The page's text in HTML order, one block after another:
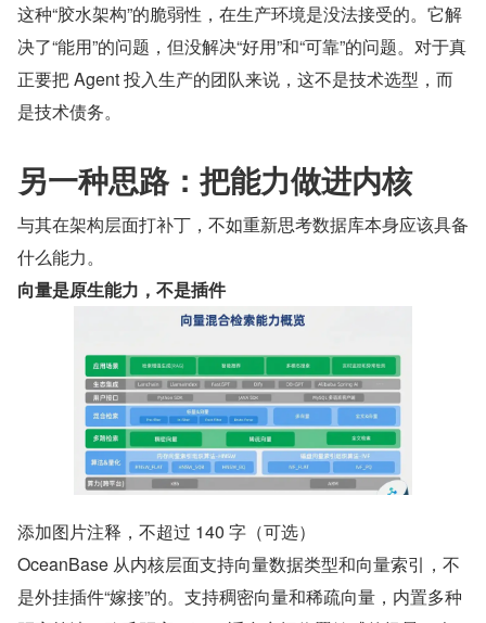
这种“胶水架构”的脆弱性，在生产环境是没法接受的。它解
决了“能用”的问题，但没解决“好用”和“可靠”的问题。对于真
正要把 Agent 投入生产的团队来说，这不是技术选型，而
是技术债务。
另一种思路：把能力做进内核
与其在架构层面打补丁，不如重新思考数据库本身应该具备
什么能力。
向量是原生能力，不是插件
添加图片注释，不超过 140 字（可选）
OceanBase 从内核层面支持向量数据类型和向量索引，不
是外挂插件“嫁接”的。支持稠密向量和稀疏向量，内置多种